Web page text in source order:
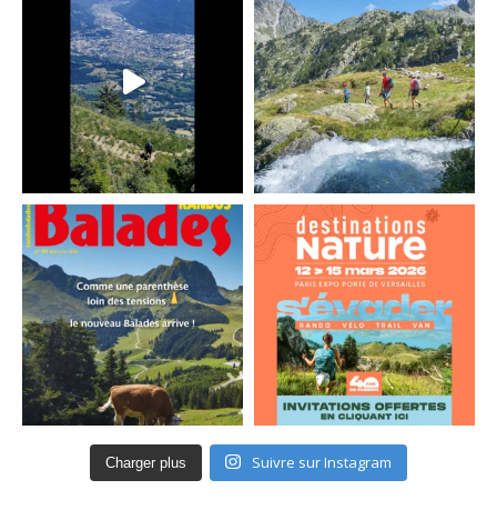
Charger plus Suivre sur Instagram